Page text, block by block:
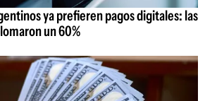
ya prefieren pagos digitales: las
un 60%